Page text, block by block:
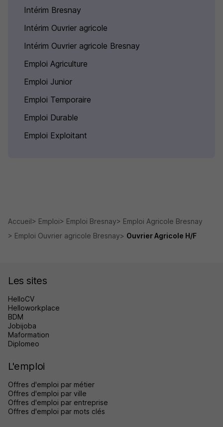
Intérim Bresnay
Intérim Ouvrier agricole
Intérim Ouvrier agricole Bresnay
Emploi Agriculture
Emploi Junior
Emploi Temporaire
Emploi Durable
Emploi Exploitant
Accueil Emploi Emploi Bresnay
Emploi Agricole Bresnay
Emploi Ouvrier agricole Bresnay
Ouvrier Agricole H/F
Les sites
HelloCV
Helloworkplace
BDM
Jobijoba
Maformation
Diplomeo
L'emploi
Offres d'emploi par métier
Offres d'emploi par ville
Offres d'emploi par entreprise
Offres d'emploi par mots clés